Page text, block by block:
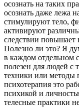
осознать на таких
осознать даже лежа
стимулируют тело,
активируют
следствии повышает
Полезно ли это? Я
в каждом отдельном
полезен для людей с
техники или методы
психотерапия это
психикой и
телесные практики